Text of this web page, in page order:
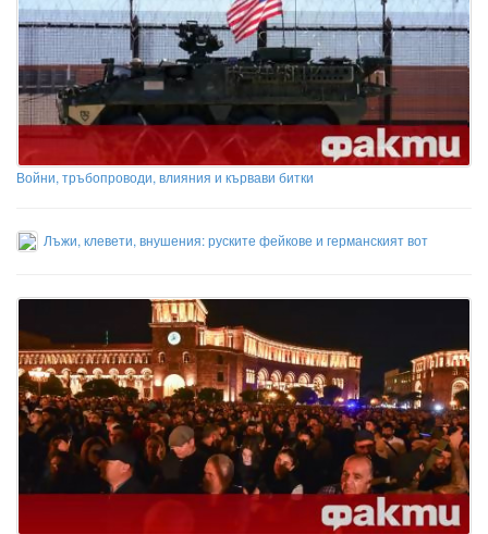
Войни, тръбопроводи, влияния и кървави битки
Лъжи, клевети, внушения: руските фейкове и германският вот